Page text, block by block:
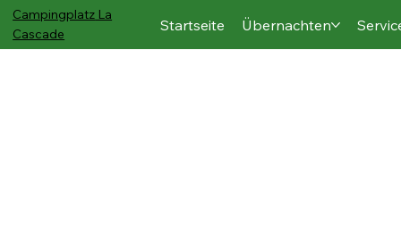
Campingplatz La
Cascade
Startseite Übernachten